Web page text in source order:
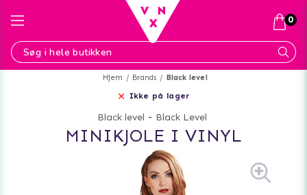
Hjem Brands Black level
Ikke på lager
Black level - Black Level
MINIKJOLE I VINYL
0